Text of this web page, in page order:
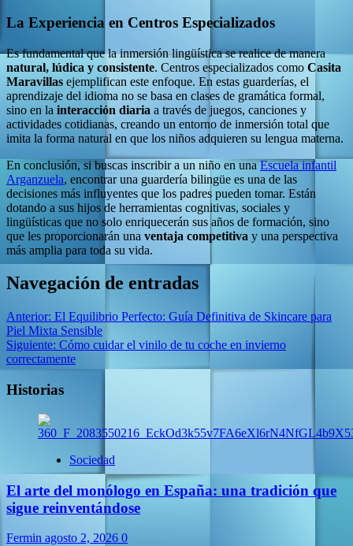
La Experiencia en Centros Especializados
Es fundamental que la inmersión lingüística se realice de manera
natural, lúdica y consistente. Centros especializados como Casita
Maravillas ejemplifican este enfoque. En estas guarderías, el
aprendizaje del idioma no se basa en clases de gramática formal,
sino en la interacción diaria a través de juegos, canciones y
actividades cotidianas, creando un entorno de inmersión total que
imita la forma natural en que los niños adquieren su lengua materna.
En conclusión, si buscas inscribir a un niño en unaEscuela infantil
Arganzuela, encontrar una guardería bilingüe es una de las
decisiones más influyentes que los padres pueden tomar. Están
dotando a sus hijos de herramientas cognitivas, sociales y
lingüísticas que no solo enriquecerán sus años de formación, sino
que les proporcionarán una ventaja competitiva y una perspectiva
más amplia para toda su vida.
Navegación de entradas
Anterior: El Equilibrio Perfecto: Guía Definitiva de Skincare para
Piel Mixta Sensible
Siguiente: Cómo cuidar el vinilo de tu coche en invierno
correctamente
Historias
Sociedad
El arte del monólogo en España: una tradición que
sigue reinventándose
Fermin agosto 2, 2026 0